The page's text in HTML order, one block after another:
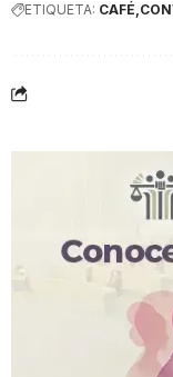
ETIQUETA: CAFÉ